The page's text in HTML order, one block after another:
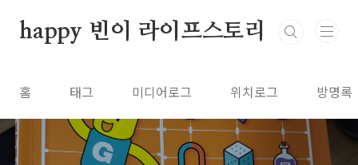
happy 빈이 라이프스토리
홈 태그 미디어로그 위치로그 방명록